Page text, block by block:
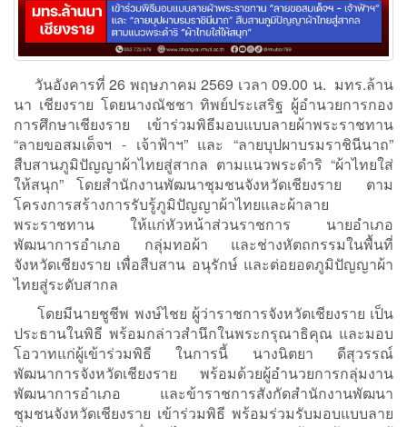
วันอังคารที่ 26 พฤษภาคม 2569 เวลา 09.00 น. มทร.ล้าน
นา เชียงราย โดยนางณัชชา ทิพย์ประเสริฐ ผู้อำนวยการกอง
การศึกษาเชียงราย เข้าร่วมพิธีมอบแบบลายผ้าพระราชทาน
“ลายขอสมเด็จฯ - เจ้าฟ้าฯ” และ “ลายบุปผาบรมราชินีนาถ”
สืบสานภูมิปัญญาผ้าไทยสู่สากล ตามแนวพระดำริ “ผ้าไทยใส่
ให้สนุก” โดยสำนักงานพัฒนาชุมชนจังหวัดเชียงราย ตาม
โครงการสร้างการรับรู้ภูมิปัญญาผ้าไทยและผ้าลาย
พระราชทาน ให้แก่หัวหน้าส่วนราชการ นายอำเภอ
พัฒนาการอำเภอ กลุ่มทอผ้า และช่างหัตถกรรมในพื้นที่
จังหวัดเชียงราย เพื่อสืบสาน อนุรักษ์ และต่อยอดภูมิปัญญาผ้า
ไทยสู่ระดับสากล
โดยมีนายชูชีพ พงษ์ไชย ผู้ว่าราชการจังหวัดเชียงราย เป็น
ประธานในพิธี พร้อมกล่าวสำนึกในพระกรุณาธิคุณ และมอบ
โอวาทแก่ผู้เข้าร่วมพิธี ในการนี้ นางนิตยา ดีสุวรรณ์
พัฒนาการจังหวัดเชียงราย พร้อมด้วยผู้อำนวยการกลุ่มงาน
พัฒนาการอำเภอ และข้าราชการสังกัดสำนักงานพัฒนา
ชุมชนจังหวัดเชียงราย เข้าร่วมพิธี พร้อมร่วมรับมอบแบบลาย